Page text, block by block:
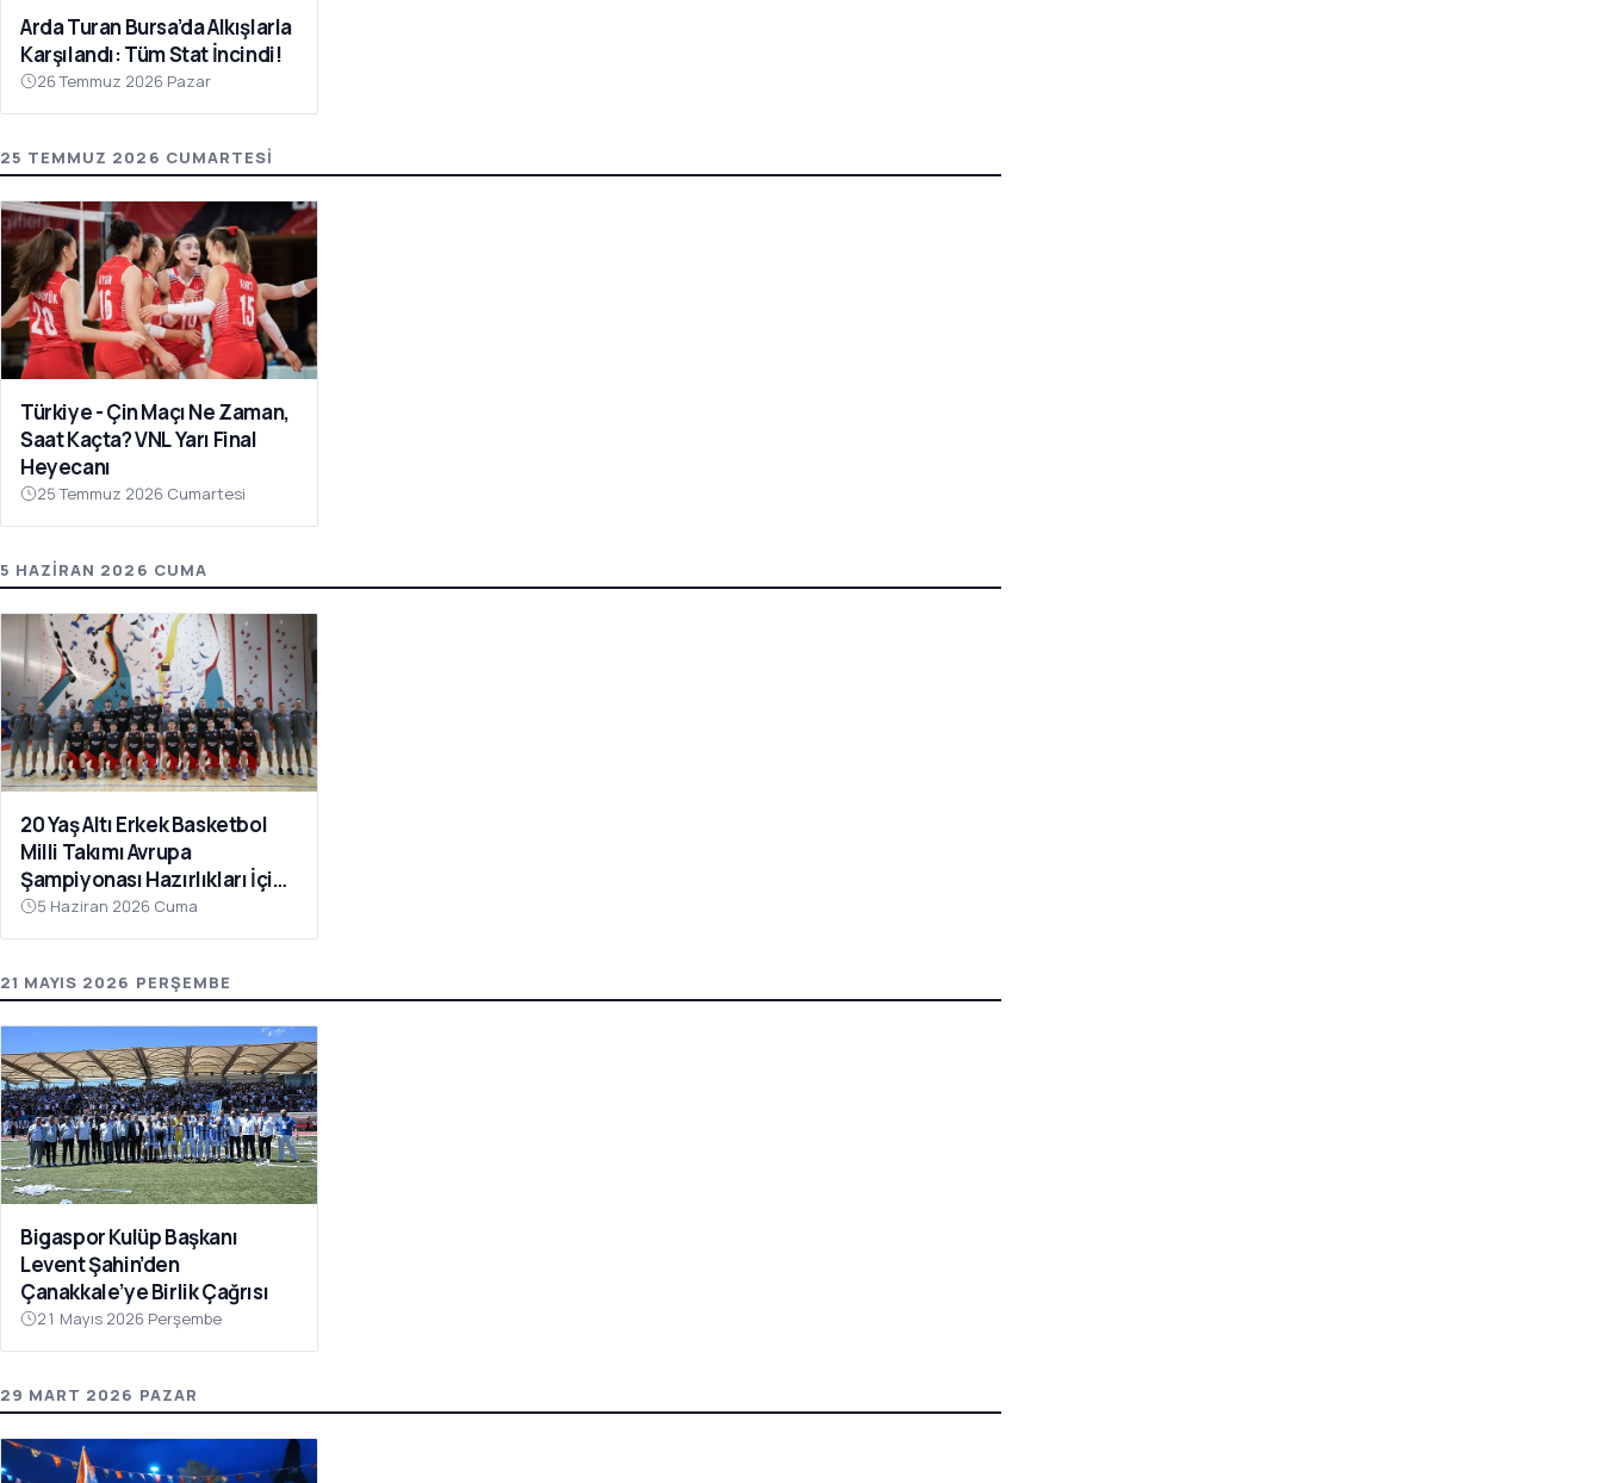
Arda Turan Bursa’da Alkışlarla
Karşılandı: Tüm Stat İncindi!
26 Temmuz 2026 Pazar
25 TEMMUZ 2026 CUMARTESI
Türkiye - Çin Maçı Ne Zaman,
Saat Kaçta? VNL Yarı Final
Heyecanı
25 Temmuz 2026 Cumartesi
5 HAZIRAN 2026 CUMA
20 Yaş Altı Erkek Basketbol
Milli Takımı Avrupa
Şampiyonası Hazırlıkları İçin
Çanakkale’de Kampa Girdi
5 Haziran 2026 Cuma
21 MAYIS 2026 PERŞEMBE
Bigaspor Kulüp Başkanı
Levent Şahin’den
Çanakkale’ye Birlik Çağrısı
21 Mayıs 2026 Perşembe
29 MART 2026 PAZAR